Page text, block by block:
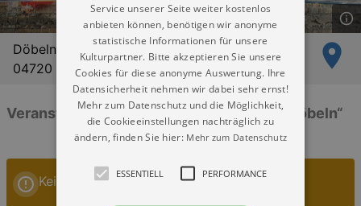
Döbelnerstr. 4
04720 Döbeln
Veranstaltungen: „Kulturhaus in Choren Döbeln“
Keine Veranstaltungen
Service unserer Seite weiter kostenlos
anbieten können, benötigen wir anonyme
statistische Informationen für unsere
Kulturpartner. Bitte akzeptieren Sie unsere
Cookies für diese anonyme Auswertung. Ihre
Datensicherheit nehmen wir dabei sehr ernst!
Mehr zum Datenschutz und die Möglichkeit,
die Cookieeinstellungen nachträglich zu
ändern, finden Sie hier: Mehr zum Datenschutz
ESSENTIELL PERFORMANCE